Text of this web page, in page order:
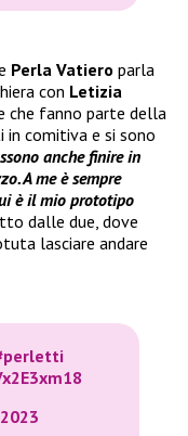
Perla Vatiero parla
con Letizia
che fanno parte della
in comitiva e si sono
anche finire in
A me è sempre
è il mio prototipo
dalle due, dove
lasciare andare